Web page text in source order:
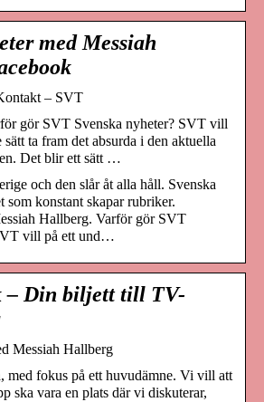
med Messiah
– SVT
gör SVT Svenska nyheter? SVT vill
ta fram det absurda i den aktuella
Det blir ett sätt …
och den slår åt alla håll. Svenska
som konstant skapar rubriker.
Hallberg. Varför gör SVT
vill på ett und…
– Din biljett till TV-
Messiah Hallberg
med fokus på ett huvudämne. Vi vill att
ska vara en plats där vi diskuterar,